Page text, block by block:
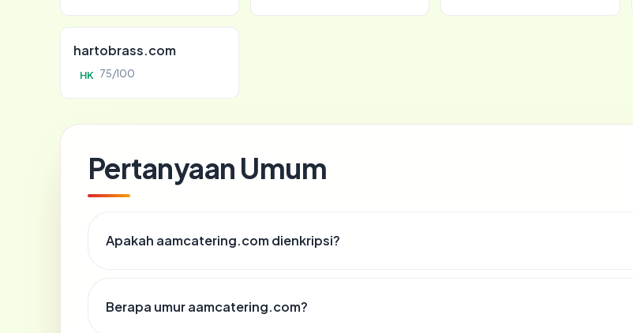
hartobrass.com
HK 75/100
Pertanyaan Umum
Apakah aamcatering.com dienkripsi?
Berapa umur aamcatering.com?